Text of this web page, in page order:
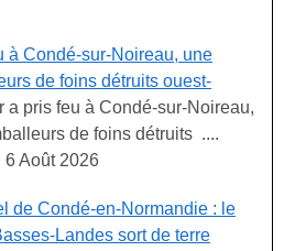
à Condé-sur-Noireau, une
de foins détruits ouest-
a pris feu à Condé-sur-Noireau,
de foins détruits ....
6 Août 2026
de Condé-en-Normandie : le
Landes sort de terre